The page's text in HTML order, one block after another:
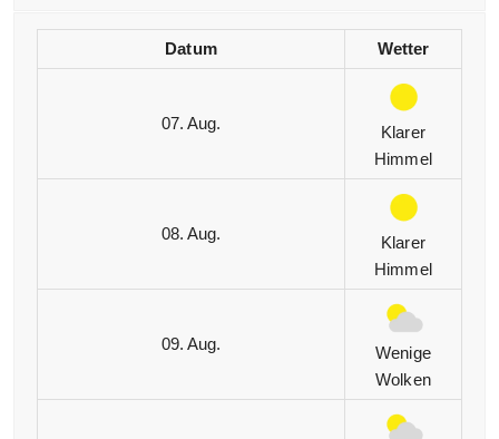
Datum Wetter
07. Aug.
Klarer
Himmel
08. Aug.
Klarer
Himmel
09. Aug.
Wenige
Wolken